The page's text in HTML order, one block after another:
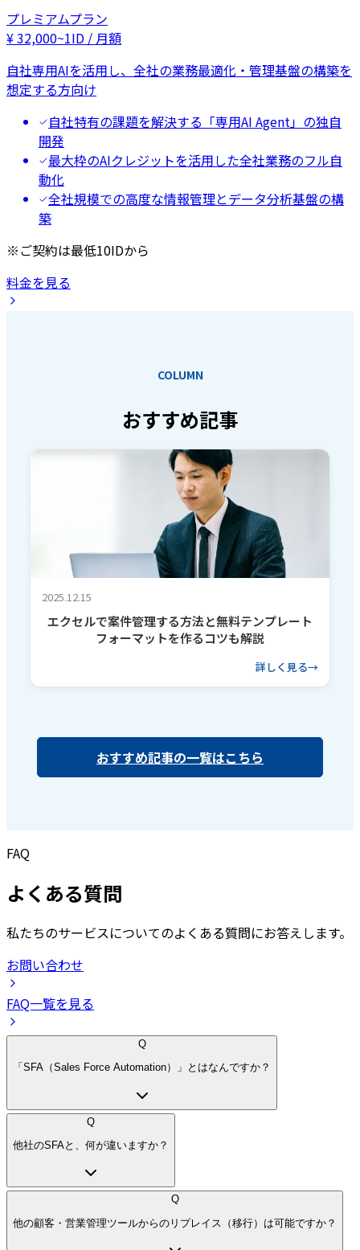
プレミアムプラン
¥32,000~1ID / 月額
自社専用AIを活用し、全社の業務最適化・管理基盤の構築を
想定する方向け
自社特有の課題を解決する「専用AI Agent」の独自
開発
最大枠のAIクレジットを活用した全社業務のフル自
動化
全社規模での高度な情報管理とデータ分析基盤の構
築
※ご契約は最低10IDから
料金を見る
COLUMN
おすすめ記事
2025.12.15
エクセルで案件管理する方法と無料テンプレート
フォーマットを作るコツも解説
詳しく見る
おすすめ記事の一覧はこちら
FAQ
よくある質問
私たちのサービスについてのよくある質問にお答えします。
お問い合わせ
FAQ一覧を見る
Q
「SFA（Sales Force Automation）」とはなんですか？
Q
他社のSFAと、何が違いますか？
Q
他の顧客・営業管理ツールからのリプレイス（移行）は可能ですか？